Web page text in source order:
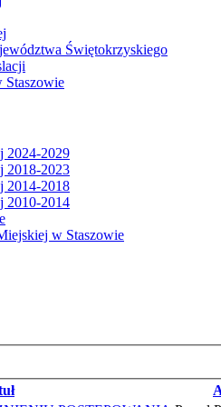
Świętokrzyskiego
2024-2029
2018-2023
2014-2018
2010-2014
w Staszowie